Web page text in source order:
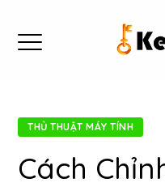
THỦ THUẬT MÁY TÍNH
Cách